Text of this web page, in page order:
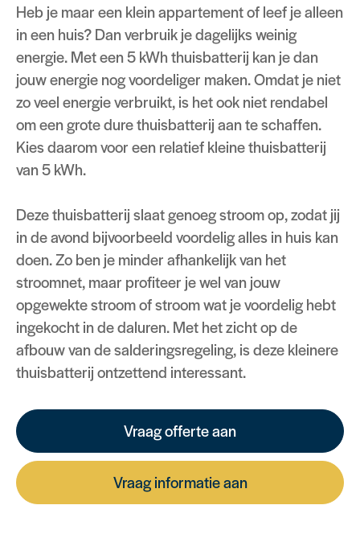
Heb je maar een klein appartement of leef je alleen
in een huis? Dan verbruik je dagelijks weinig
energie. Met een 5 kWh thuisbatterij kan je dan
jouw energie nog voordeliger maken. Omdat je niet
zo veel energie verbruikt, is het ook niet rendabel
om een grote dure thuisbatterij aan te schaffen.
Kies daarom voor een relatief kleine thuisbatterij
van 5 kWh.
Deze thuisbatterij slaat genoeg stroom op, zodat jij
in de avond bijvoorbeeld voordelig alles in huis kan
doen. Zo ben je minder afhankelijk van het
stroomnet, maar profiteer je wel van jouw
opgewekte stroom of stroom wat je voordelig hebt
ingekocht in de daluren. Met het zicht op de
afbouw van de salderingsregeling, is deze kleinere
thuisbatterij ontzettend interessant.
Vraag offerte aan
Vraag informatie aan